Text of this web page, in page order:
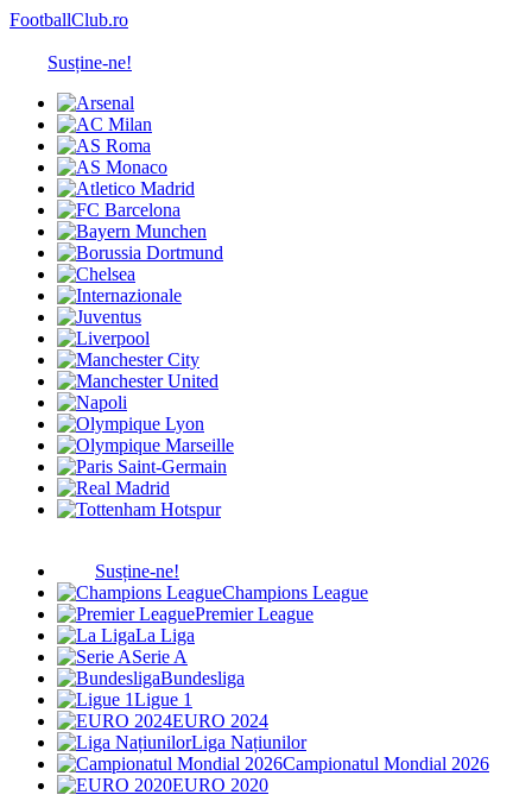
FootballClub.ro
Susține-ne!
Susține-ne!
Champions League
Premier League
La Liga
Serie A
Bundesliga
Ligue 1
EURO 2024
Liga Națiunilor
Campionatul Mondial 2026
EURO 2020